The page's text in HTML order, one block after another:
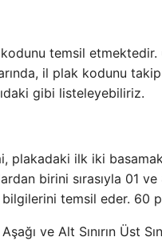
temsil
il plak kodunu
gibi listeleyebiliriz.
plakadaki ilk iki
birini sırasıyla 01
temsil eder. 60
ve Alt Sınırın Üst